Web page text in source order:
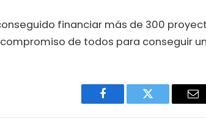
financiar más de 300
de todos para conseguir
Facebook Twitter